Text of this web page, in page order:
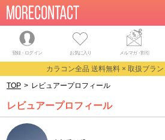
登録・ログイン お気に入り メルマガ・割引
カラコン全品 送料無料 × 取扱ブラ
TOP > レビュアープロフィール
レビュアープロフィール